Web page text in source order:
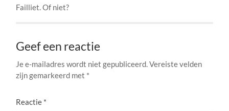
Failliet. Of niet?
Geef een reactie
Je e-mailadres wordt niet gepubliceerd.Vereiste velden
zijn gemarkeerd met *
Reactie *